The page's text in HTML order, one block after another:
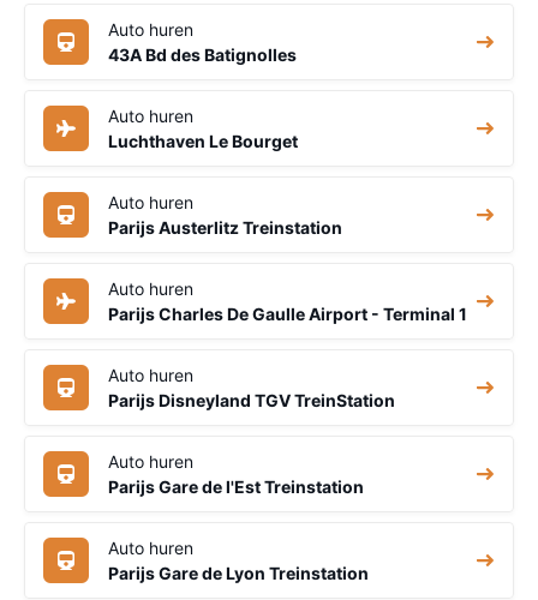
Auto huren
43A Bd des Batignolles
Auto huren
Luchthaven Le Bourget
Auto huren
Parijs Austerlitz Treinstation
Auto huren
Parijs Charles De Gaulle Airport - Terminal 1
Auto huren
Parijs Disneyland TGV TreinStation
Auto huren
Parijs Gare de l'Est Treinstation
Auto huren
Parijs Gare de Lyon Treinstation